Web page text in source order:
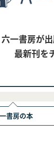
六一書房が
最新刊を
書房の本